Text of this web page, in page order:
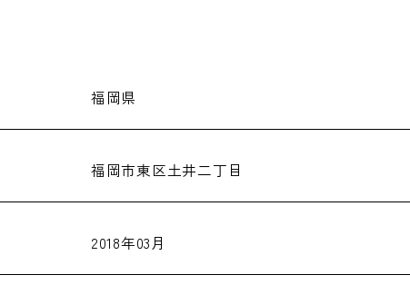
福岡県
福岡市東区土井二丁目
2018年03月